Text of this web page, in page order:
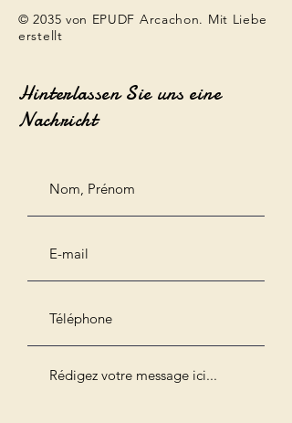
© 2035 von EPUDF Arcachon. Mit Liebe
erstellt
Hinterlassen Sie uns eine
Nachricht